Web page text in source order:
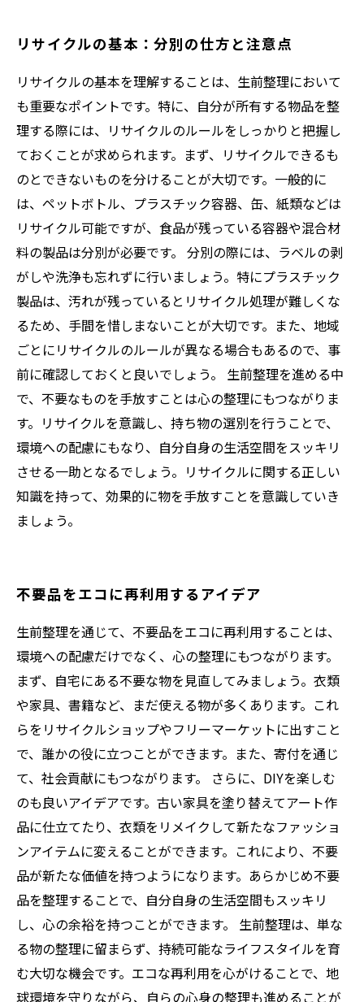
リサイクルの基本：分別の仕方と注意点
リサイクルの基本を理解することは、生前整理において
も重要なポイントです。特に、自分が所有する物品を整
理する際には、リサイクルのルールをしっかりと把握し
ておくことが求められます。まず、リサイクルできるも
のとできないものを分けることが大切です。一般的に
は、ペットボトル、プラスチック容器、缶、紙類などは
リサイクル可能ですが、食品が残っている容器や混合材
料の製品は分別が必要です。 分別の際には、ラベルの剥
がしや洗浄も忘れずに行いましょう。特にプラスチック
製品は、汚れが残っているとリサイクル処理が難しくな
るため、手間を惜しまないことが大切です。また、地域
ごとにリサイクルのルールが異なる場合もあるので、事
前に確認しておくと良いでしょう。 生前整理を進める中
で、不要なものを手放すことは心の整理にもつながりま
す。リサイクルを意識し、持ち物の選別を行うことで、
環境への配慮にもなり、自分自身の生活空間をスッキリ
させる一助となるでしょう。リサイクルに関する正しい
知識を持って、効果的に物を手放すことを意識していき
ましょう。
不要品をエコに再利用するアイデア
生前整理を通じて、不要品をエコに再利用することは、
環境への配慮だけでなく、心の整理にもつながります。
まず、自宅にある不要な物を見直してみましょう。衣類
や家具、書籍など、まだ使える物が多くあります。これ
らをリサイクルショップやフリーマーケットに出すこと
で、誰かの役に立つことができます。また、寄付を通じ
て、社会貢献にもつながります。 さらに、DIYを楽しむ
のも良いアイデアです。古い家具を塗り替えてアート作
品に仕立てたり、衣類をリメイクして新たなファッショ
ンアイテムに変えることができます。これにより、不要
品が新たな価値を持つようになります。あらかじめ不要
品を整理することで、自分自身の生活空間もスッキリ
し、心の余裕を持つことができます。 生前整理は、単な
る物の整理に留まらず、持続可能なライフスタイルを育
む大切な機会です。エコな再利用を心がけることで、地
球環境を守りながら、自らの心身の整理も進めることが